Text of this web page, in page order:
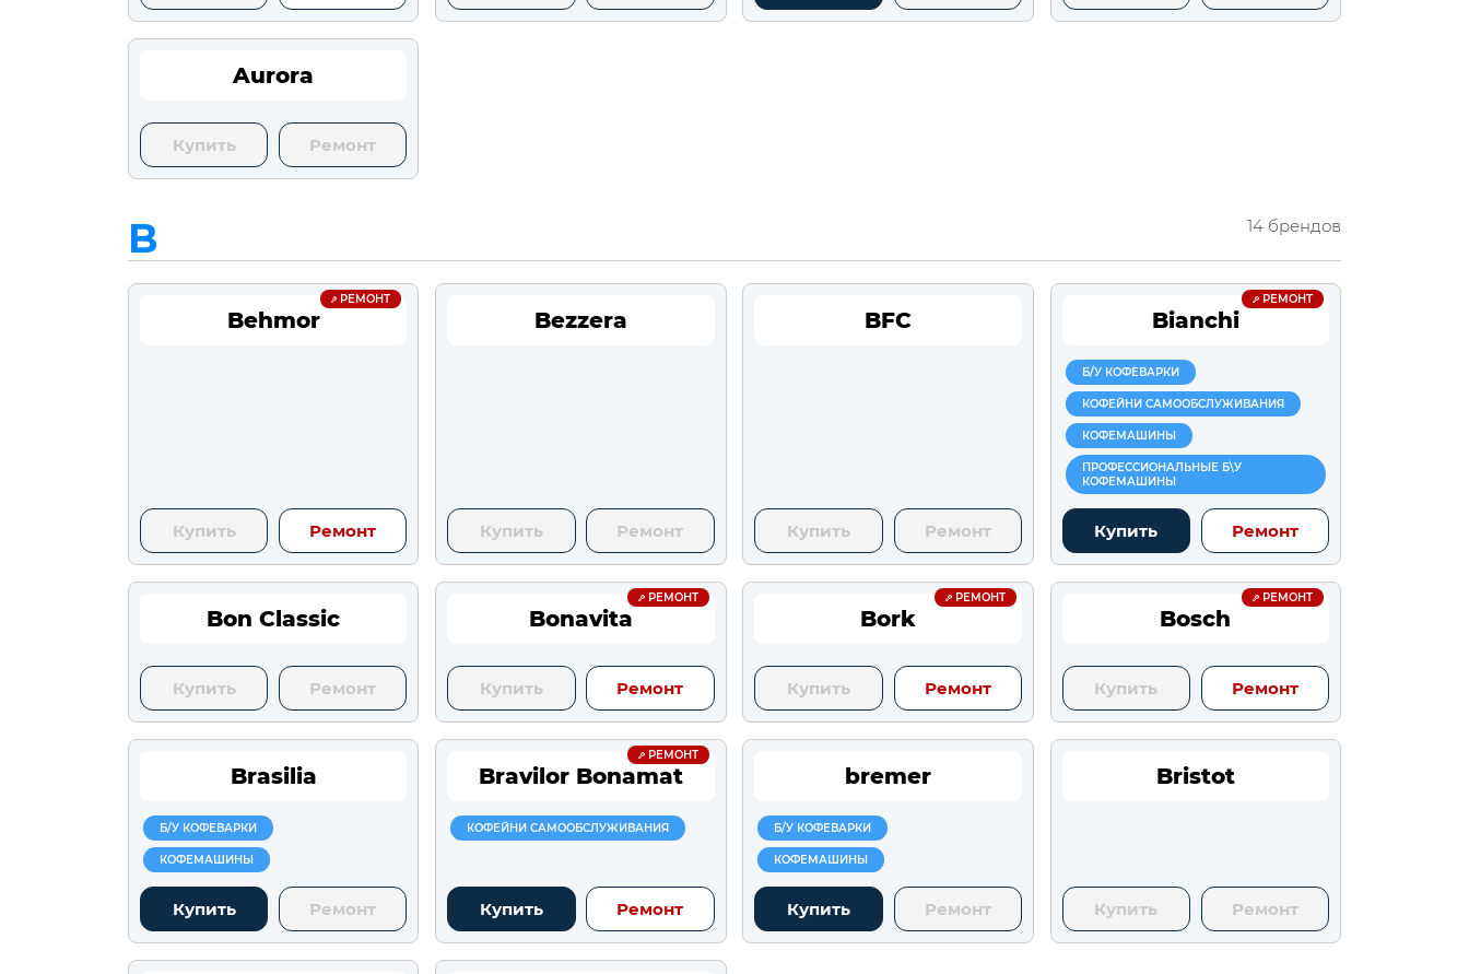
Aurora
Купить Ремонт
B 14 брендов
Behmor
РЕМОНТ
Купить Ремонт
Bezzera
Купить Ремонт
BFC
Купить Ремонт
Bianchi
РЕМОНТ
Б/У КОФЕВАРКИ
КОФЕЙНИ САМООБСЛУЖИВАНИЯ
КОФЕМАШИНЫ
ПРОФЕССИОНАЛЬНЫЕ Б\У
КОФЕМАШИНЫ
Купить Ремонт
Bon Classic
Купить Ремонт
Bonavita
РЕМОНТ
Купить Ремонт
Bork
РЕМОНТ
Купить Ремонт
Bosch
РЕМОНТ
Купить Ремонт
Brasilia
Б/У КОФЕВАРКИ
КОФЕМАШИНЫ
Купить Ремонт
Bravilor Bonamat
РЕМОНТ
КОФЕЙНИ САМООБСЛУЖИВАНИЯ
Купить Ремонт
bremer
Б/У КОФЕВАРКИ
КОФЕМАШИНЫ
Купить Ремонт
Bristot
Купить Ремонт